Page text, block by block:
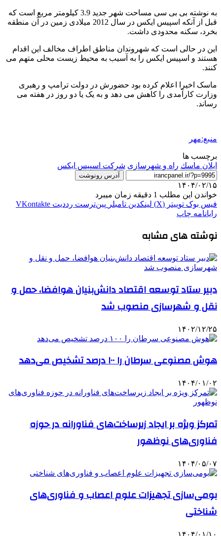
به نوشته بی بی سی مساحت شهر جدید 3.9 کیلومتر مربع است که
قبل از آنکه اسپیس ایکس در سال 2012 میلادی زمین در آن منطقه
بخرد، سکنه محدودی داشت.
این در حالی است که شهروندان مناطق اطراف مخالف این اقدام
هستند و اسپیس ایکس را به آسیب به محیط زیست محلی متهم می
کنند.
ماسک اخیرا اعلام کرده بود حضورش در دولت ترامپ و رهبری
وزارت کارآمدی را کاهش می دهد و به یک یا دو روز در هفته می
رساند.
منبع:مهر
برچسب ها
ايلان ماسك راه و شهرسازی شرکت اسپیس ایکس
آدرس رونوشت
۱۴۰۴/۰۲/۱۵
خواندن این مطلب 1 دقیقه زمان میبرد
فیس بوک توییتر (X) لینکدین ‫تامبلر ‫پین‌ترست ‫رددیت ‫VKontakte
رایانامه چاپ
نوشته های مشابه
دبیر ستاد توسعه اقتصاد دانش‌بنیان هوافضا، حمل و
نقل و شهرسازی منصوب شد
۱۴۰۲/۱۲/۲۵
هوش مصنوعی سرطان را ۱۰۰ درصد تشخیص می‌دهد
۱۴۰۴/۰۱/۰۲
تمرکز ویژه بر ایجاد زیرساخت‌های فناورانه در حوزه
فناوری‌های نوظهور
۱۴۰۴/۰۵/۰۷
بومی‌سازی تجهیزات علوم اعصاب و فناوری‌های
شناختی
۱۴۰۴/۰۱/۱۰